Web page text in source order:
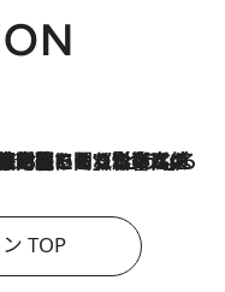
ャージ料の高値が続いている」ホルムズ海峡封鎖による影響はいつまで続く？《エネルギー専門家に聞く“どうなる日本の暮らし”》
TOP